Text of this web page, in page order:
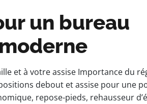
un bureau
et à votre assise Importance du
debout et assise pour une
repose-pieds, rehausseur